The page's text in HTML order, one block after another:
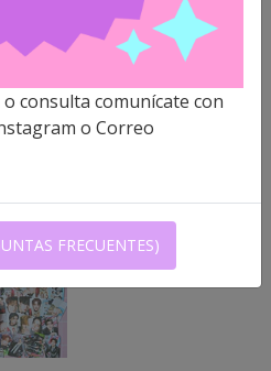
consulta comunícate con
o Correo
FRECUENTES)